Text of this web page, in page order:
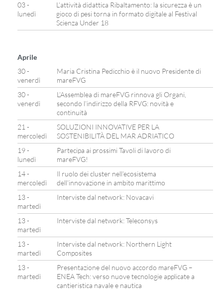
03 -
lunedì
L’attività didattica Ribaltamento: la sicurezza è un
gioco di pesi torna in formato digitale al Festival
Scienza Under 18
Aprile
30 -
venerdì
Maria Cristina Pedicchio è il nuovo Presidente di
mareFVG
30 -
venerdì
L’Assemblea di mareFVG rinnova gli Organi,
secondo l’indirizzo della RFVG: novità e
continuità
21 -
mercoledì
SOLUZIONI INNOVATIVE PER LA
SOSTENIBILITÀ DEL MAR ADRIATICO
19 -
lunedì
Partecipa ai prossimi Tavoli di lavoro di
mareFVG!
14 -
mercoledì
Il ruolo dei cluster nell’ecosistema
dell’innovazione in ambito marittimo
13 -
martedì
Interviste dal network: Novacavi
13 -
martedì
Interviste dal network: Teleconsys
13 -
martedì
Interviste dal network: Northern Light
Composites
13 -
martedì
Presentazione del nuovo accordo mareFVG –
ENEA Tech: verso nuove tecnologie applicate a
cantieristica navale e nautica